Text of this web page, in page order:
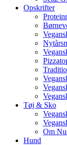
Opskrifter
Tøj & Sko
Om
Hund